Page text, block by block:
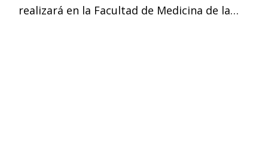
realizará en la Facultad de Medicina de la…